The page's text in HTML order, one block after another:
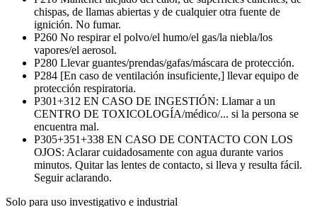
chispas, de llamas abiertas y de cualquier otra fuente de
ignición. No fumar.
P260 No respirar el polvo/el humo/el gas/la niebla/los
vapores/el aerosol.
P280 Llevar guantes/prendas/gafas/máscara de protección.
P284 [En caso de ventilación insuficiente,] llevar equipo de
protección respiratoria.
P301+312 EN CASO DE INGESTIÓN: Llamar a un
CENTRO DE TOXICOLOGÍA/médico/... si la persona se
encuentra mal.
P305+351+338 EN CASO DE CONTACTO CON LOS
OJOS: Aclarar cuidadosamente con agua durante varios
minutos. Quitar las lentes de contacto, si lleva y resulta fácil.
Seguir aclarando.
Solo para uso investigativo e industrial